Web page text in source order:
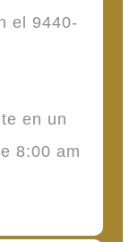
el 9440-
en un
8:00 am